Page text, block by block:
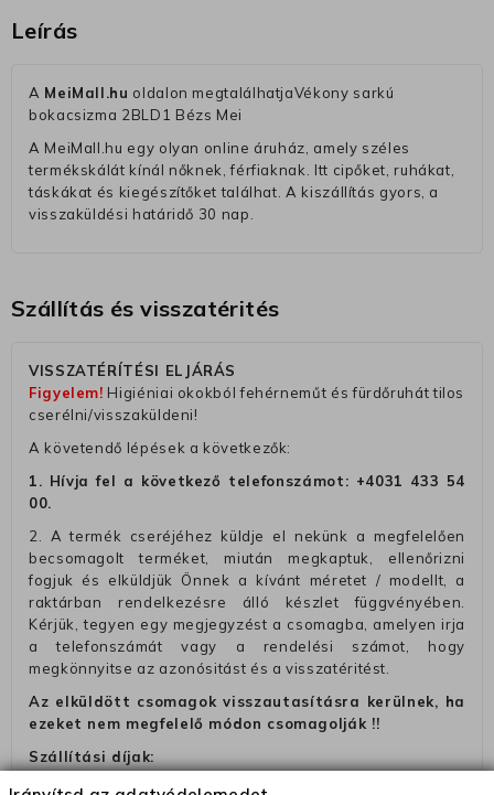
Leírás
A MeiMall.hu oldalon megtalálhatjaVékony sarkú
bokacsizma 2BLD1 Bézs Mei
A MeiMall.hu egy olyan online áruház, amely széles
termékskálát kínál nőknek, férfiaknak. Itt cipőket, ruhákat,
táskákat és kiegészítőket találhat. A kiszállítás gyors, a
visszaküldési határidő 30 nap.
Szállítás és visszatérités
VISSZATÉRÍTÉSI ELJÁRÁS
Figyelem! Higiéniai okokból fehérneműt és fürdőruhát tilos
cserélni/visszaküldeni!
A követendő lépések a következők:
1. Hívja fel a következő telefonszámot: +4031 433 54
00.
2. A termék cseréjéhez küldje el nekünk a megfelelően
becsomagolt terméket, miután megkaptuk, ellenőrizni
fogjuk és elküldjük Önnek a kívánt méretet / modellt, a
raktárban rendelkezésre álló készlet függvényében.
Kérjük, tegyen egy megjegyzést a csomagba, amelyen irja
a telefonszámát vagy a rendelési számot, hogy
megkönnyitse az azonósitást és a visszatéritést.
Az elküldött csomagok visszautasításra kerülnek, ha
ezeket nem megfelelő módon csomagolják !!
Szállítási díjak:
– Futár - kézbesítés az ország egész területén, 2-3